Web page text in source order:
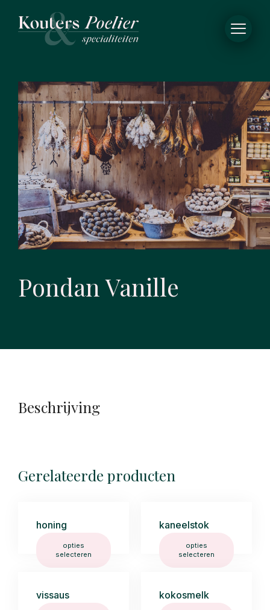
Pondan Vanille
Beschrijving
Gerelateerde producten
honing
opties
selecteren
kaneelstok
opties
selecteren
vissaus kokosmelk